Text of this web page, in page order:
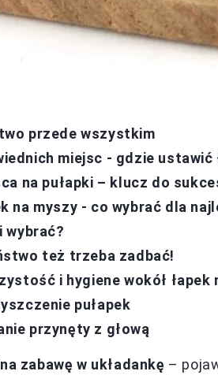
przede wszystkim
miejsc - gdzie ustawić
na pułapki – klucz do
na myszy - co wybrać dla
wybrać?
też trzeba zadbać!
i hygiene wokół łapek
pułapek
przynęty z głową
zabawę w układankę –